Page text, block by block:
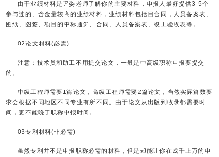
由于业绩材料是评委老师了解你的主要材料，申报人最好提供3-5个
参与过的、含金量较高的业绩材料，业绩材料包括目合同，人员备案表、
图纸、图签、项目的中标通知、合同、人员备案表、竣工验收表等。
02论文材料(必需)
注意：技术员和助工不用提交论文，一般是中高级职称申报要提交
的。
中级工程师需要1篇论文，高级工程师需要2篇论文，当然实际篇数要
求会根据不同地区不同专业有所不同。由于论文从出版到收录都需要时
间，更不能晚于职称申报时间。
03专利材料(非必需)
虽然专利并不是申报职称必需的材料，但是却能让你在成千上万的申